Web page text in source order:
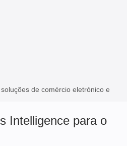
de comércio eletrónico e
Intelligence para o